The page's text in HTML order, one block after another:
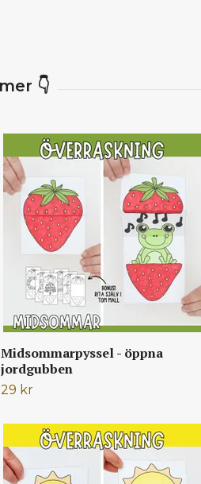
Midsommarpyssel - öppna
jordgubben
29 kr